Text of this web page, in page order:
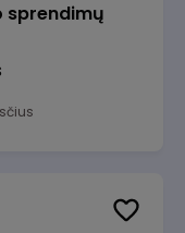
sprendimų